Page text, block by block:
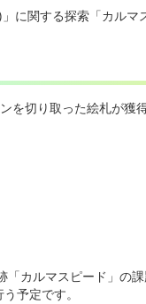
に関する探索「カルマ
を切り取った絵札が獲得
カルマスピード」の
予定です。